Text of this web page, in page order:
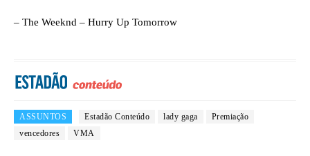
– The Weeknd – Hurry Up Tomorrow
ASSUNTOS Estadão Conteúdo lady gaga
Premiação
vencedores
VMA